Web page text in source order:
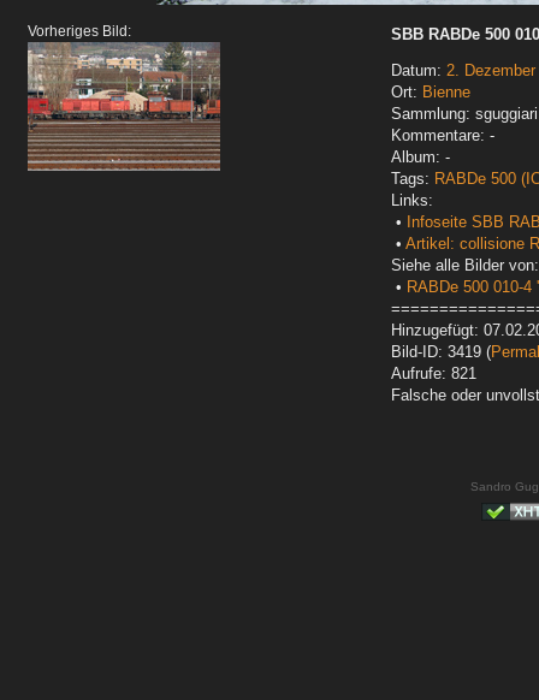
Vorheriges Bild:
SBB RABDe 500
Datum: 2. Dezember
Ort: Bienne
Sammlung:
Kommentare: -
Album: -
Tags: RABDe 500
Links:
•
Infoseite SBB
• Artikel: collisione
Siehe alle Bilder von:
• RABDe 500 010-4
Hinzugefügt:
Bild-ID: 3419 (
Aufrufe: 821
Falsche oder
Sandro